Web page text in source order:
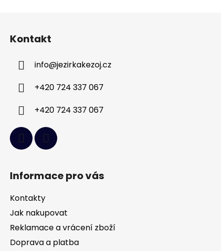
Kontakt
info@jezirkakezoj.cz
+420 724 337 067
+420 724 337 067
Informace pro vás
Kontakty
Jak nakupovat
Reklamace a vrácení zboží
Doprava a platba